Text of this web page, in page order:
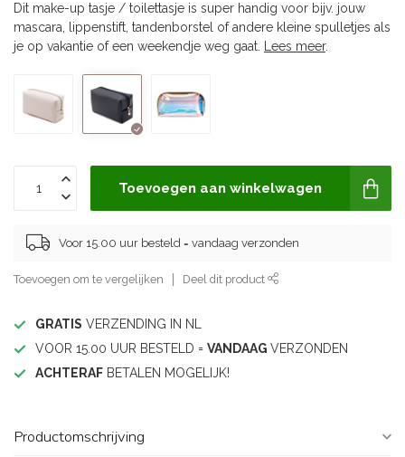
Dit make-up tasje / toilettasje is super handig voor bijv. jouw
mascara, lippenstift, tandenborstel of andere kleine spulletjes als
je op vakantie of een weekendje weg gaat.
Lees meer.
Toevoegen aan winkelwagen
Voor 15.00 uur besteld = vandaag verzonden
Toevoegen om te vergelijken Deel dit product
GRATIS VERZENDING IN NL
VOOR 15.00 UUR BESTELD = VANDAAG VERZONDEN
ACHTERAF BETALEN MOGELIJK!
Productomschrijving